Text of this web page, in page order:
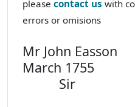
please contact us with
errors or omisions
Mr John
March 1755
Sir